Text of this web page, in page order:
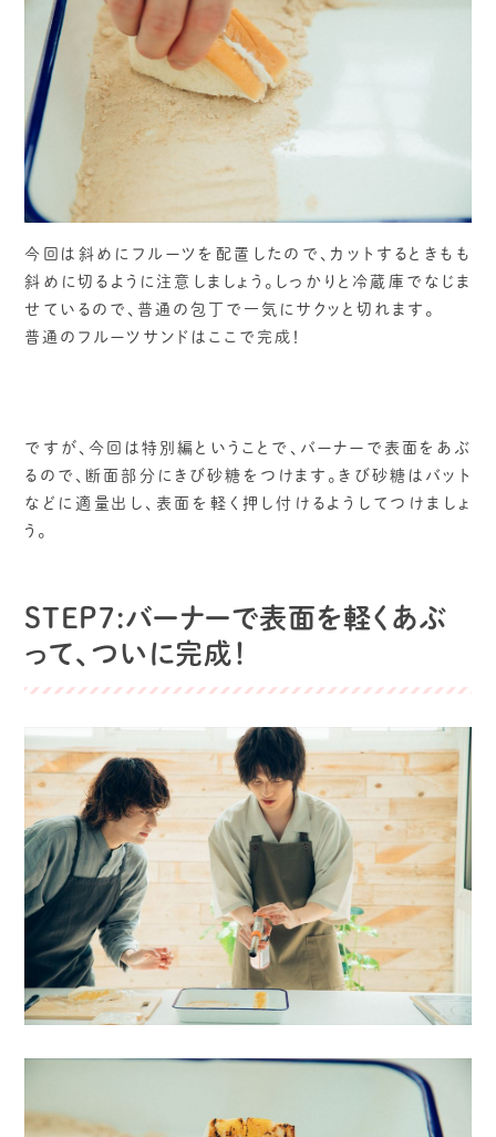
今回は斜めにフルーツを配置したので、カットするときもも
斜めに切るように注意しましょう。しっかりと冷蔵庫でなじま
せているので、普通の包丁で一気にサクッと切れます。
普通のフルーツサンドはここで完成！
ですが、今回は特別編ということで、バーナーで表面をあぶ
るので、断面部分にきび砂糖をつけます。きび砂糖はバット
などに適量出し、表面を軽く押し付けるようしてつけましょ
う。
STEP7:バーナーで表面を軽くあぶ
って、ついに完成！